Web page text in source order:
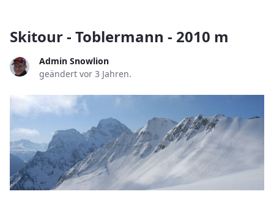
Skitour - Toblermann - 2010 m
Admin Snowlion
geändert vor 3 Jahren.